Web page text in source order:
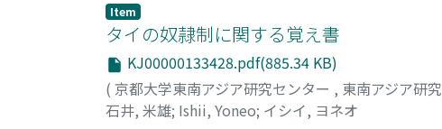
Item
タイの奴隷制に関する覚え書
KJ00000133428.pdf(885.34 KB)
( 京都大学東南アジア研究センター , 東南アジア研究
石井, 米雄; Ishii, Yoneo; イシイ, ヨネオ